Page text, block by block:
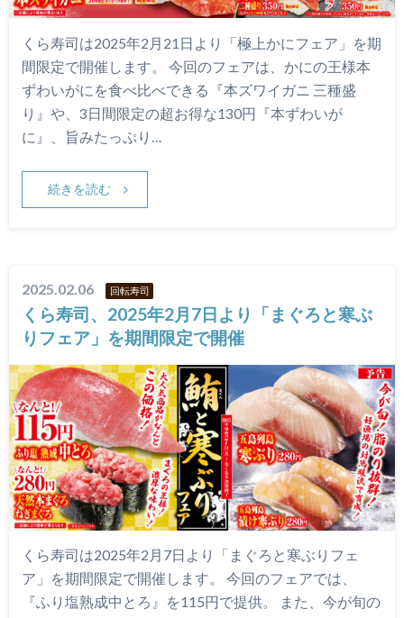
くら寿司は2025年2月21日より「極上かにフェア」を期
間限定で開催します。 今回のフェアは、かにの王様本
ずわいがにを食べ比べできる『本ズワイガニ 三種盛
り』や、3日間限定の超お得な130円『本ずわいが
に』、旨みたっぷり…
続きを読む
2025.02.06 回転寿司
くら寿司、2025年2月7日より「まぐろと寒ぶ
りフェア」を期間限定で開催
くら寿司は2025年2月7日より「まぐろと寒ぶりフェ
ア」を期間限定で開催します。 今回のフェアでは、
『ふり塩熟成中とろ』を115円で提供。 また、今が旬の